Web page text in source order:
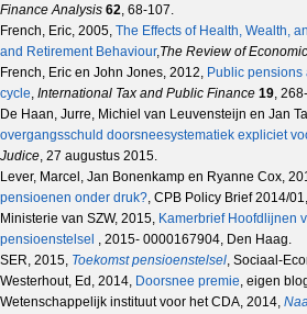
Finance Analysis 62, 68-107.
French, Eric, 2005, The Effects of Health, Wealth,
and Retirement Behaviour,The Review of
French, Eric en John Jones, 2012, Public
cycle, International Tax and Public Finance 19,
De Haan, Jurre, Michiel van Leuvensteijn en Jan
overgangsschuld doorsneesystematiek expliciet
Judice, 27 augustus 2015.
Lever, Marcel, Jan Bonenkamp en Ryanne Cox,
pensioenen onder druk?, CPB Policy Brief 2014/
Ministerie van SZW, 2015, Kamerbrief Hoofdlijnen
pensioenstelsel , 2015- 0000167904, Den Haag.
SER, 2015, Toekomst pensioenstelsel, Sociaal-
Westerhout, Ed, 2014, Doorsnee premie, eigen
Wetenschappelijk instituut voor het CDA, 2014,